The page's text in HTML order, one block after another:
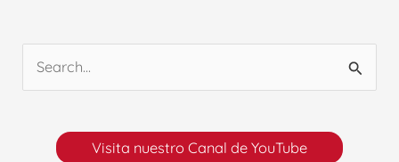
u
Visita nuestro Canal de YouTube